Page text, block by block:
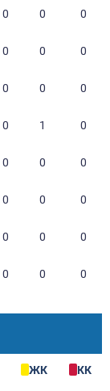
0 0 0
0 0 0
0 0 0
0 1 0
0 0 0
0 0 0
0 0 0
0 0 0
ЖК КК